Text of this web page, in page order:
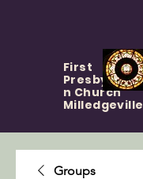
First
Presbyteria
n Church
Milledgeville
Groups